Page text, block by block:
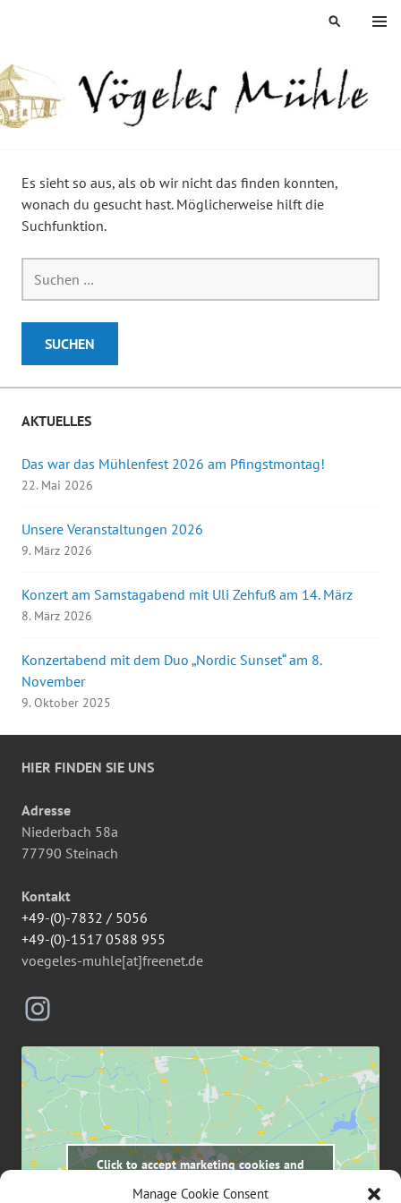
Manage Cookie Consent
MENÜ
SUCHEN
Es sieht so aus, als ob wir nicht das finden konnten,
wonach du gesucht hast. Möglicherweise hilft die
Suchfunktion.
nach:
AKTUELLES
Das war das Mühlenfest 2026 am Pfingstmontag!
22. Mai 2026
Unsere Veranstaltungen 2026
9. März 2026
Konzert am Samstagabend mit Uli Zehfuß am 14. März
8. März 2026
Konzertabend mit dem Duo „Nordic Sunset“ am 8.
November
9. Oktober 2025
HIER FINDEN SIE UNS
Adresse
Niederbach 58a
77790 Steinach
Kontakt
+49-(0)-7832 / 5056
+49-(0)-1517 0588 955
voegeles-muhle[at]freenet.de
Instagram
Click to accept marketing cookies and